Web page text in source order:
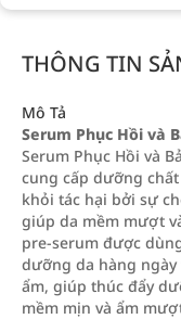
THÔNG TIN
Mô Tả
Serum Phục Hồi và
Serum Phục Hồi và
cung cấp dưỡng
khỏi tác hại bởi sự
giúp da mềm mượt
pre-serum được
dưỡng da hàng
ẩm, giúp thúc đẩy
mềm mịn và ẩm